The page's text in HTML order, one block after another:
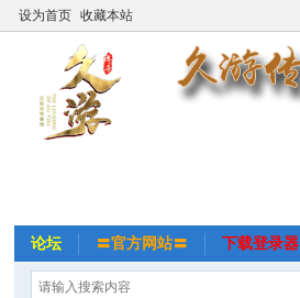
设为首页 收藏本站
论坛 〓官方网站〓 下载登录器